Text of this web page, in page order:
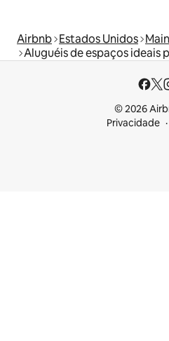
Airbnb Estados Unidos
Aluguéis de espaços ideais
© 2026
Privacidade